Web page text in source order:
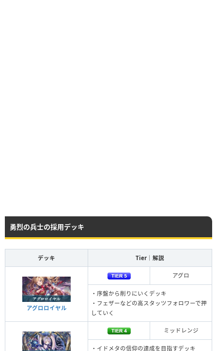
勇烈の兵士の採用デッキ
デッキ Tier｜解説
アグロロイヤル
アグロ
・序盤から削りにいくデッキ
・フェザーなどの高スタッツフォロワーで押
していく
ミッドレンジ
・イドメタの信仰の達成を目指すデッキ